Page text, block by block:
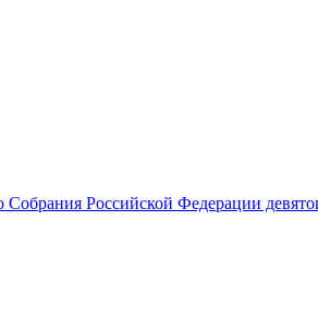
Российской Федерации